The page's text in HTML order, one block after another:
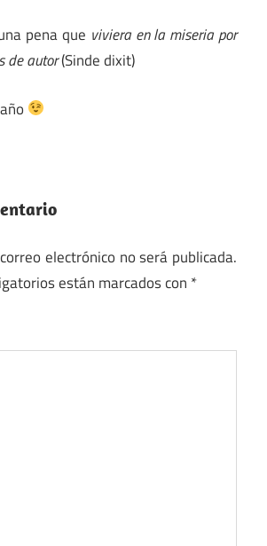
pena que viviera en la miseria por
de autor(Sinde dixit)
electrónico no será publicada.
están marcados con *